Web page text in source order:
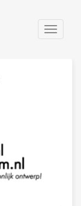
Toggle